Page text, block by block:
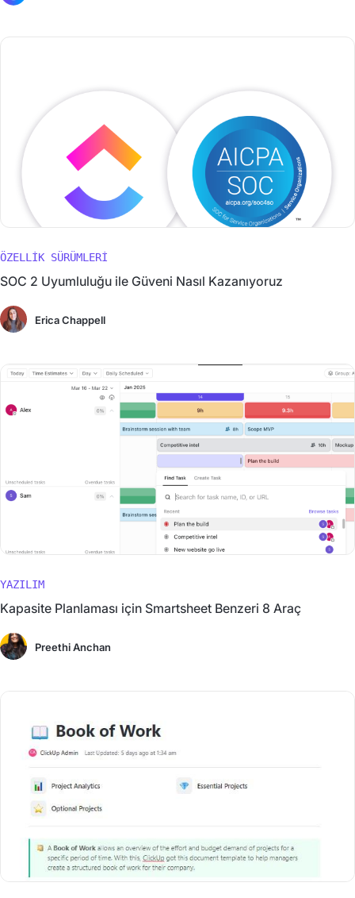
ÖZELLIK SÜRÜMLERI
SOC 2 Uyumluluğu ile Güveni Nasıl Kazanıyoruz
Erica Chappell
YAZILIM
Kapasite Planlaması için Smartsheet Benzeri 8 Araç
Preethi Anchan